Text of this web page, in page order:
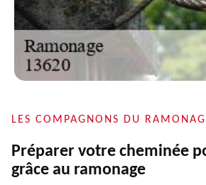
LES COMPAGNONS DU
Préparer votre cheminée
grâce au ramonage